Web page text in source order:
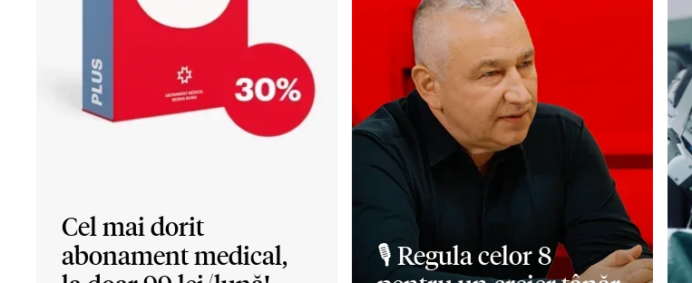
Cel mai dorit
abonament medical,
🎙️ Regula celor 8